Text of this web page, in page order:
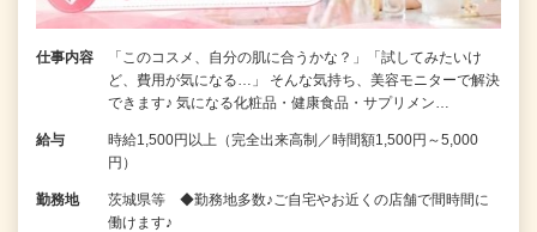
仕事内容
「このコスメ、自分の肌に合うかな？」「試してみたいけ
ど、費用が気になる…」 そんな気持ち、美容モニターで解決
できます♪ 気になる化粧品・健康食品・サプリメン…
給与
時給1,500円以上（完全出来高制／時間額1,500円～5,000
円）
勤務地
茨城県等 ◆勤務地多数♪ご自宅やお近くの店舗で間時間に
働けます♪